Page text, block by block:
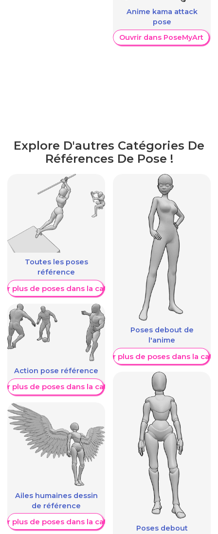
Anime kama attack
pose
Ouvrir dans PoseMyArt
Explore D'autres Catégories De
Références De Pose !
Toutes les poses
référence
plus de poses dans la catégorie
Action pose référence
plus de poses dans la catégorie
Ailes humaines dessin
de référence
plus de poses dans la catégorie
Poses debout de
l'anime
Afficher plus de poses dans la
Poses debout